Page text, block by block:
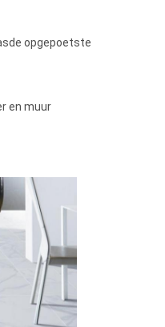
opgepoetste
en muur